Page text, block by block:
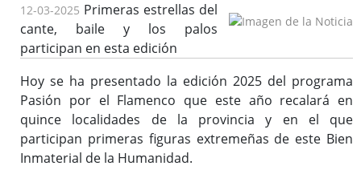
12-03-2025 Primeras estrellas del
cante, baile y los palos
participan en esta edición
Hoy se ha presentado la edición 2025 del programa
Pasión por el Flamenco que este año recalará en
quince localidades de la provincia y en el que
participan primeras figuras extremeñas de este Bien
Inmaterial de la Humanidad.